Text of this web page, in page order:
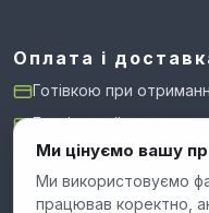
Оплата і
Готівкою при
Банківський переказ
Нова Пошта:
Укрпошта: стандарт і
Ми цінуємо вашу
Ми використовуємо
працював коректно,